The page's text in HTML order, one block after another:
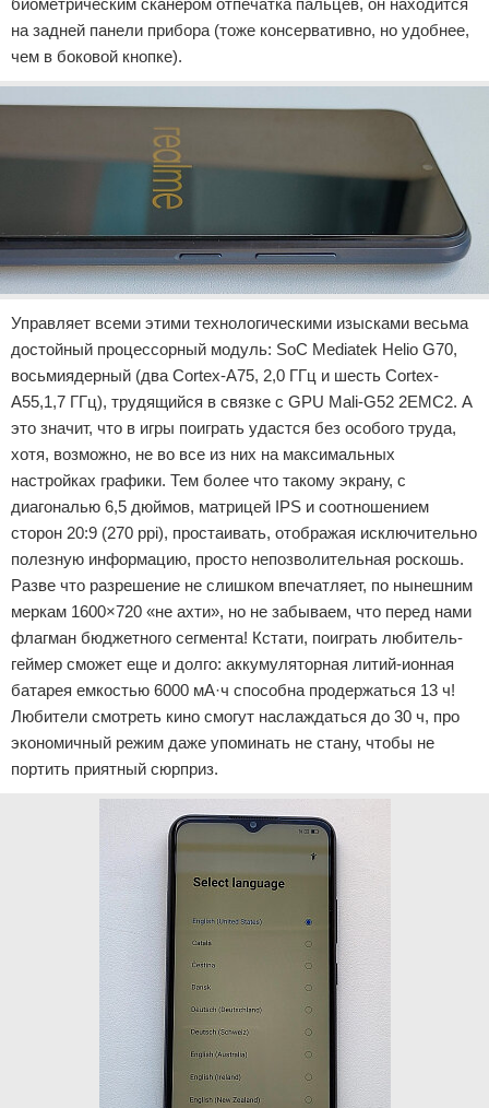
биометрическим сканером отпечатка пальцев, он находится
на задней панели прибора (тоже консервативно, но удобнее,
чем в боковой кнопке).
Управляет всеми этими технологическими изысками весьма
достойный процессорный модуль: SoC Mediatek Helio G70,
восьмиядерный (два Cortex-A75, 2,0 ГГц и шесть Cortex-
A55,1,7 ГГц), трудящийся в связке с GPU Mali-G52 2EMC2. А
это значит, что в игры поиграть удастся без особого труда,
хотя, возможно, не во все из них на максимальных
настройках графики. Тем более что такому экрану, с
диагональю 6,5 дюймов, матрицей IPS и соотношением
сторон 20:9 (270 ppi), простаивать, отображая исключительно
полезную информацию, просто непозволительная роскошь.
Разве что разрешение не слишком впечатляет, по нынешним
меркам 1600×720 «не ахти», но не забываем, что перед нами
флагман бюджетного сегмента! Кстати, поиграть любитель-
геймер сможет еще и долго: аккумуляторная литий-ионная
батарея емкостью 6000 мА·ч способна продержаться 13 ч!
Любители смотреть кино смогут наслаждаться до 30 ч, про
экономичный режим даже упоминать не стану, чтобы не
портить приятный сюрприз.